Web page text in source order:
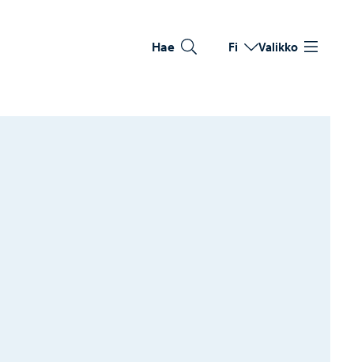
Hae Vaihda kieltä
Nykyinen kieli: Suomi
Fi Valikko